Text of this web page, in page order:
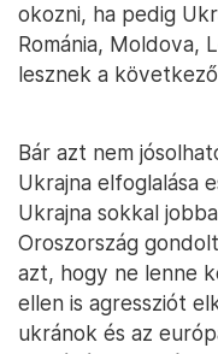
okozni, ha pedig
Románia, Moldova,
lesznek a
Bár azt nem
Ukrajna elfoglalása
Ukrajna sokkal
Oroszország
azt, hogy ne lenne
ellen is agressziót
ukránok és az